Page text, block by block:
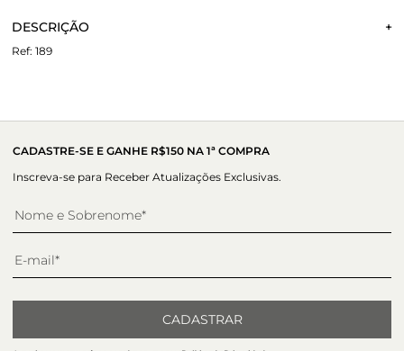
DESCRIÇÃO
Mule moderna e atemporal de tecido com detalhes em
ocasião mais especial.
189
CADASTRE-SE E GANHE R$150 NA 1ª COMPRA
Inscreva-se para Receber Atualizações Exclusivas.
CADASTRAR